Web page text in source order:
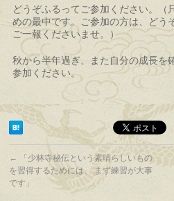
どうぞふるってご参加ください。（
めの最中です。ご参加の方は、どう
ご一報くださいませ。）
秋から半年過ぎ、また自分の成長を
参加ください。
←
「少林寺秘伝という素晴らしいもの
を習得するためには、 まず練習が大事
です」